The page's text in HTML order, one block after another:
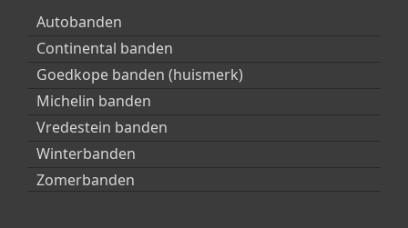
Autobanden
Continental banden
Goedkope banden (huismerk)
Michelin banden
Vredestein banden
Winterbanden
Zomerbanden